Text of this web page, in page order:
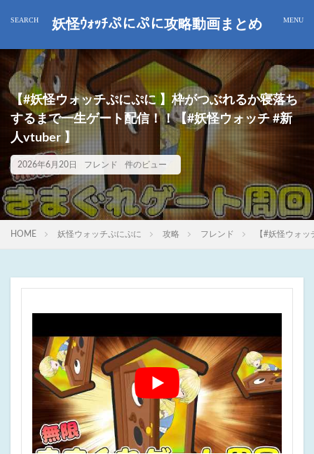
妖怪ｳｫｯﾁぷにぷに攻略動画まとめ
【#妖怪ウォッチぷにぷに 】枠がつぶれるか寝落ち
するまで一生ゲート配信！！【#妖怪ウォッチ #新
人vtuber 】
2026年6月20日 フレンド 件のビュー
HOME 妖怪ウォッチぷにぷに 攻略 フレンド 【#妖怪ウォ